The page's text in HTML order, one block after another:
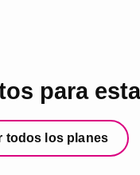
para
todos los planes